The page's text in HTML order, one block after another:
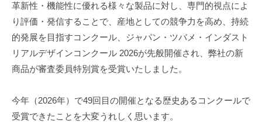
革新性・機能性に優れる様々な製品に対し、専門的視点によ
り評価・発信することで、産地としての競争力を高め、持続
的発展を目指すコンクール、ジャパン・ツバメ・インダスト
リアルデザインコンクール 2026が先般開催され、弊社の新
商品が審査委員特別賞を受賞いたしました。
今年（2026年）で49回目の開催となる歴史あるコンクールで
受賞できたことを大変うれしく思います。